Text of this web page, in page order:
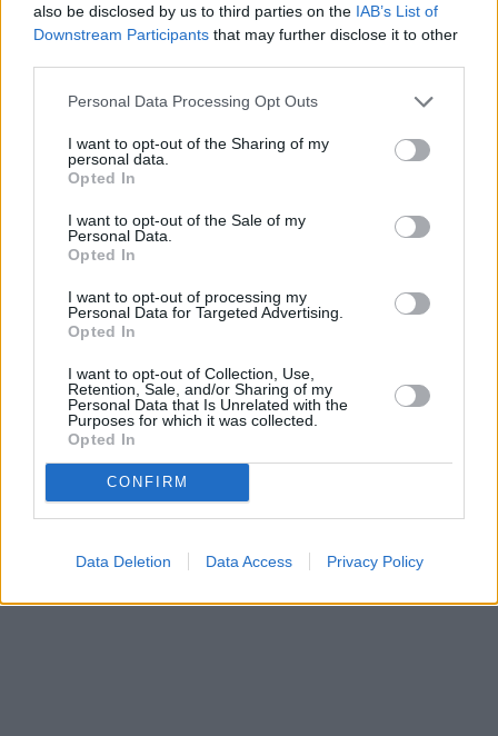
also be disclosed by us to third parties on the IAB’s List of
Downstream Participants that may further disclose it to other
Personal Data Processing Opt Outs
I want to opt-out of the Sharing of my
personal data.
Opted In
I want to opt-out of the Sale of my
Personal Data.
Opted In
I want to opt-out of processing my
Personal Data for Targeted Advertising.
Opted In
I want to opt-out of Collection, Use,
Retention, Sale, and/or Sharing of my
Personal Data that Is Unrelated with the
Purposes for which it was collected.
Opted In
CONFIRM
Data Deletion Data Access Privacy Policy
Διαβάστε επίσης:
Οδηγούμε τo MG ZS Max Hybrid+